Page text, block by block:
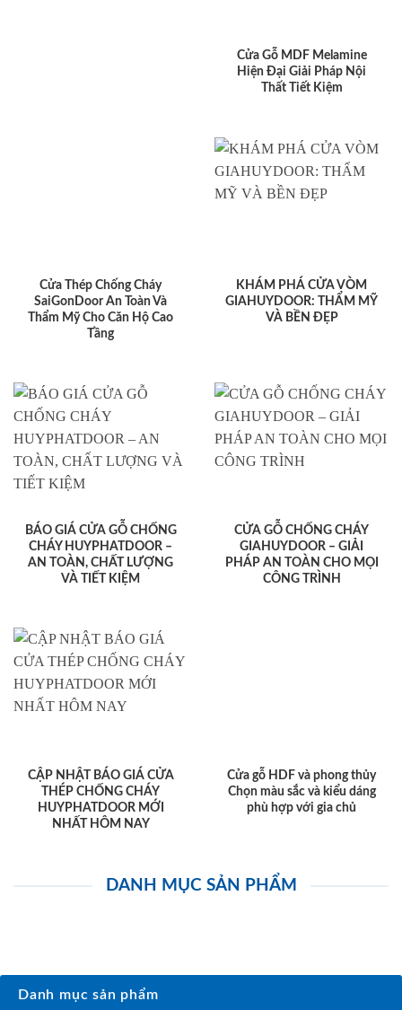
Cửa Gỗ MDF Melamine
Hiện Đại Giải Pháp Nội
Thất Tiết Kiệm
Cửa Thép Chống Cháy
SaiGonDoor An Toàn Và
Thẩm Mỹ Cho Căn Hộ Cao
Tầng
KHÁM PHÁ CỬA VÒM
GIAHUYDOOR: THẨM MỸ
VÀ BỀN ĐẸP
BÁO GIÁ CỬA GỖ CHỐNG
CHÁY HUYPHATDOOR –
AN TOÀN, CHẤT LƯỢNG
VÀ TIẾT KIỆM
CỬA GỖ CHỐNG CHÁY
GIAHUYDOOR – GIẢI
PHÁP AN TOÀN CHO MỌI
CÔNG TRÌNH
CẬP NHẬT BÁO GIÁ CỬA
THÉP CHỐNG CHÁY
HUYPHATDOOR MỚI
NHẤT HÔM NAY
Cửa gỗ HDF và phong thủy
Chọn màu sắc và kiểu dáng
phù hợp với gia chủ
DANH MỤC SẢN PHẨM
Danh mục sản phẩm